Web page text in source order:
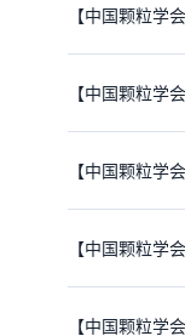
【中国颗粒学
【中国颗粒学
【中国颗粒学
【中国颗粒学
【中国颗粒学